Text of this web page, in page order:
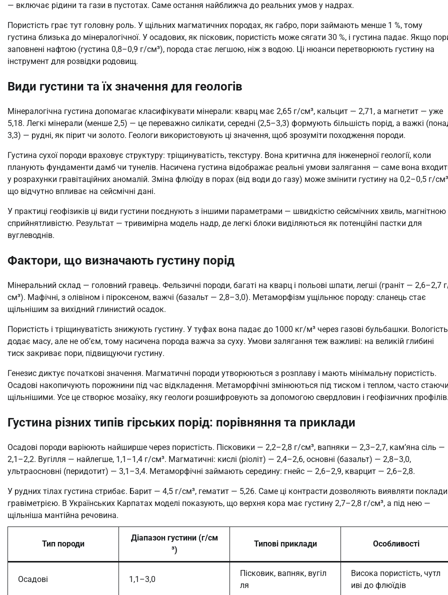
— включає рідини та гази в пустотах. Саме остання найближча до реальних умов у надрах.
Пористість грає тут головну роль. У щільних магматичних породах, як габро, пори займають менше 1 %, тому
густина близька до мінералогічної. У осадових, як пісковик, пористість може сягати 30 %, і густина падає. Якщо
заповнені нафтою (густина 0,8–0,9 г/см³), порода стає легшою, ніж з водою. Ці нюанси перетворюють густину на
інструмент для розвідки родовищ.
Види густини та їх значення для геологів
Мінералогічна густина допомагає класифікувати мінерали: кварц має 2,65 г/см³, кальцит — 2,71, а магнетит — уже
5,18. Легкі мінерали (менше 2,5) — це переважно силікати, середні (2,5–3,3) формують більшість порід, а важкі
3,3) — рудні, як пірит чи золото. Геологи використовують ці значення, щоб зрозуміти походження породи.
Густина сухої породи враховує структуру: тріщинуватість, текстуру. Вона критична для інженерної геології, коли
планують фундаменти дамб чи тунелів. Насичена густина відображає реальні умови залягання — саме вона
у розрахунки гравітаційних аномалій. Зміна флюїду в порах (від води до газу) може змінити густину на 0,2–0,5 г/
що відчутно впливає на сейсмічні дані.
У практиці геофізиків ці види густини поєднують з іншими параметрами — швидкістю сейсмічних хвиль, магнітною
сприйнятливістю. Результат — тривимірна модель надр, де легкі блоки виділяються як потенційні пастки для
вуглеводнів.
Фактори, що визначають густину порід
Мінеральний склад — головний гравець. Фельзичні породи, багаті на кварц і польові шпати, легші (граніт — 2,6–2,7
см³). Мафічні, з олівіном і піроксеном, важчі (базальт — 2,8–3,0). Метаморфізм ущільнює породу: сланець стає
щільнішим за вихідний глинистий осадок.
Пористість і тріщинуватість знижують густину. У туфах вона падає до 1000 кг/м³ через газові бульбашки. Вологість
додає масу, але не об’єм, тому насичена порода важча за суху. Умови залягання теж важливі: на великій глибині
тиск закриває пори, підвищуючи густину.
Генезис диктує початкові значення. Магматичні породи утворюються з розплаву і мають мінімальну пористість.
Осадові накопичують порожнини під час відкладення. Метаморфічні змінюються під тиском і теплом, часто стаючи
щільнішими. Усе це створює мозаїку, яку геологи розшифровують за допомогою свердловин і геофізичних профілів.
Густина різних типів гірських порід: порівняння та приклади
Осадові породи варіюють найширше через пористість. Пісковики — 2,2–2,8 г/см³, вапняки — 2,3–2,7, кам’яна сіль —
2,1–2,2. Вугілля — найлегше, 1,1–1,4 г/см³. Магматичні: кислі (ріоліт) — 2,4–2,6, основні (базальт) — 2,8–3,0,
ультраосновні (перидотит) — 3,1–3,4. Метаморфічні займають середину: гнейс — 2,6–2,9, кварцит — 2,6–2,8.
У рудних тілах густина стрибає. Барит — 4,5 г/см³, гематит — 5,26. Саме ці контрасти дозволяють виявляти поклади
гравіметрією. В Українських Карпатах моделі показують, що верхня кора має густину 2,7–2,8 г/см³, а під нею —
щільніша мантійна речовина.
Тип породи
Діапазон густини (г/см
³)
Типові приклади Особливості
Осадові 1,1–3,0
Пісковик, вапняк, вугіл
ля
Висока пористість, чутл
иві до флюїдів